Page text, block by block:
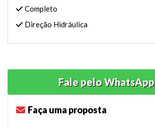
Completo
Direção Hidráulica
Fale pelo WhatsApp
Faça uma proposta